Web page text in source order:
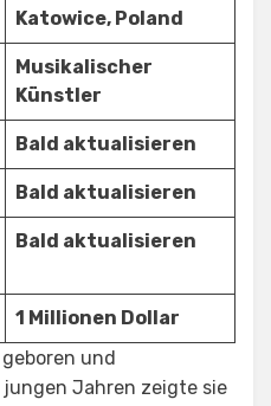
Katowice, Poland
Musikalischer
Künstler
Bald aktualisieren
Bald aktualisieren
Bald aktualisieren
1 Millionen Dollar
und
Jahren zeigte sie